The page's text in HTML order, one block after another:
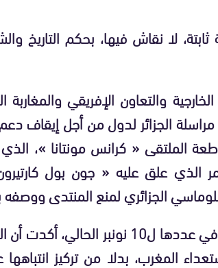
لا نقاش فيها، بحكم التاريخ
والتعاون الإفريقي والمغاربة
الجزائر لدول من أجل إيقاف
الملتقى « كرانس مونتانا »،
الذي علق عليه « جون بول
الجزائري لمنع المنتدى ووصفه
الصحيفة الإيطالية « لاريبوبليكا »، في عددها
المغرب، بدلا من تركيز انتباهها